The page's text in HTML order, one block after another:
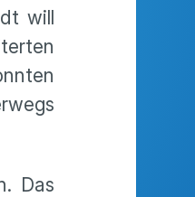
will
Das